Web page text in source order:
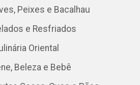
Peixes e Bacalhau
e Resfriados
Oriental
Beleza e Bebê